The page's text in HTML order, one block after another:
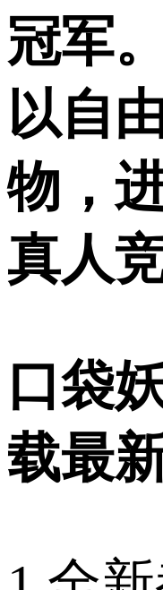
冠军
以自
物，
真人
口袋
载最